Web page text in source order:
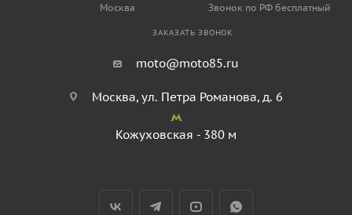
Москва Звонок по РФ бесплатный
ЗАКАЗАТЬ ЗВОНОК
moto@moto85.ru
Москва, ул. Петра Романова, д. 6
Кожуховская - 380 м